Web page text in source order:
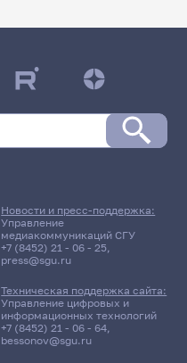
Новости и пресс-поддержка:
Управление
медиакоммуникаций СГУ
+7 (8452) 21 - 06 - 25,
press@sgu.ru
Техническая поддержка сайта:
Управление цифровых и
информационных технологий
+7 (8452) 21 - 06 - 64,
bessonov@sgu.ru